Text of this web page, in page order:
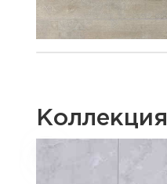
Коллекция